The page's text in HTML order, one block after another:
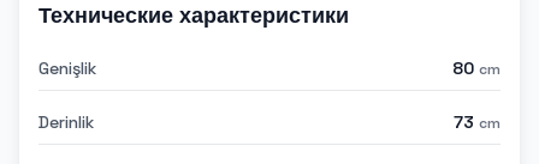
Технические характеристики
Genişlik 80 cm
Derinlik 73 cm